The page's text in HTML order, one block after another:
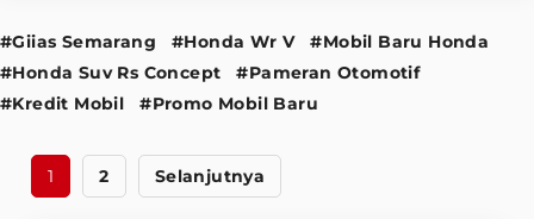
#Giias Semarang #Honda Wr V
#Mobil Baru Honda
#Honda Suv Rs Concept
#Pameran Otomotif
#Kredit Mobil
#Promo Mobil Baru
1 2 Selanjutnya